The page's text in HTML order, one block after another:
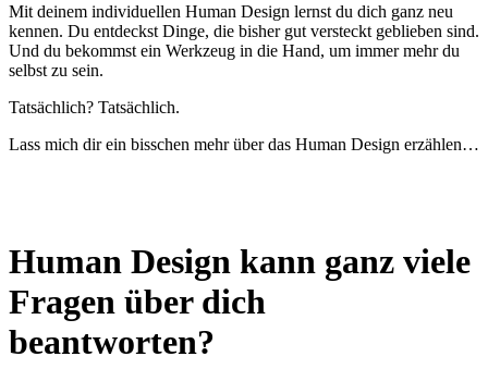
Mit deinem individuellen Human Design lernst du dich ganz neu
kennen. Du entdeckst Dinge, die bisher gut versteckt geblieben sind.
Und du bekommst ein Werkzeug in die Hand, um immer mehr du
selbst zu sein.
Tatsächlich? Tatsächlich.
Lass mich dir ein bisschen mehr über das Human Design erzählen…
Human Design kann ganz viele
Fragen über dich
beantworten?